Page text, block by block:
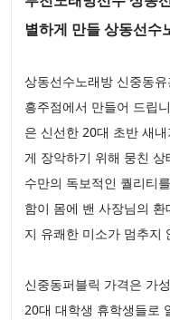
별하게 만들 상동선수
상동선수노래방 신중동
흥주점에서 만들어 드립
은 신선한 20대 초반 새
게 장악하기 위해 뭉친
수만의 독보적인 퀄리티
함이 몸에 밴 사장님의
지 유쾌한 미소가 멈추지
신중동퍼블릭 가격은 가
20대 대학생 휴학생들로